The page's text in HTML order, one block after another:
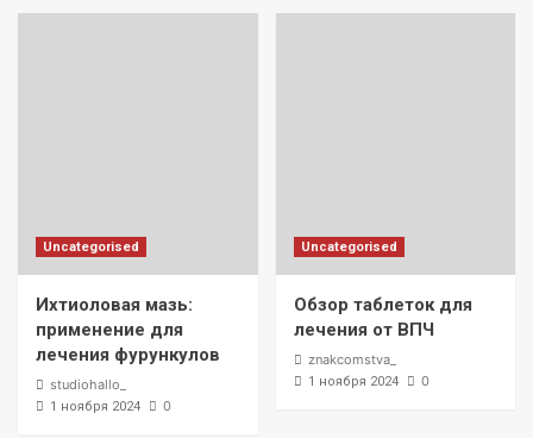
Uncategorised
Ихтиоловая мазь:
применение для
лечения фурункулов
studiohallo_
1 ноября 2024 0
Uncategorised
Обзор таблеток для
лечения от ВПЧ
znakcomstva_
1 ноября 2024 0